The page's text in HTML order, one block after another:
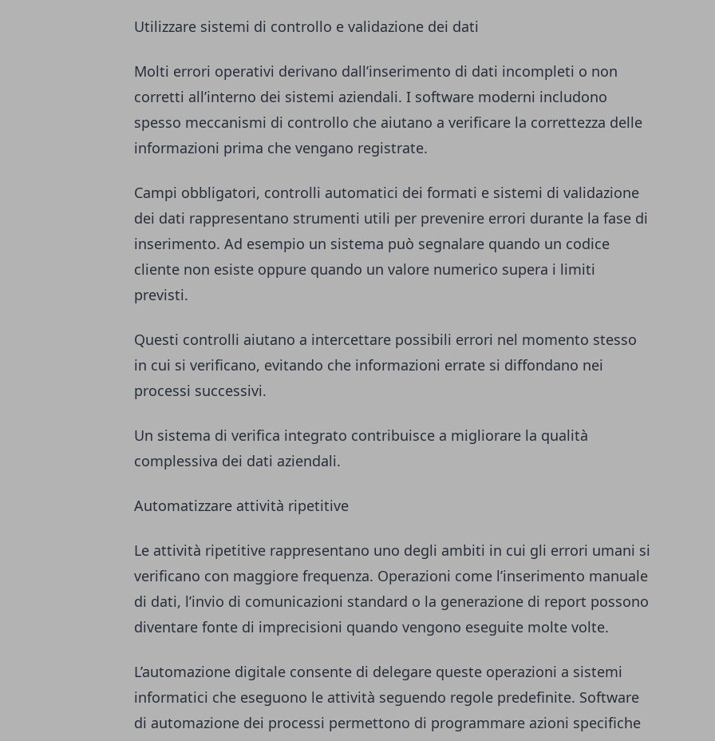
Utilizzare sistemi di controllo e validazione dei dati
Molti errori operativi derivano dall’inserimento di dati incompleti o non
corretti all’interno dei sistemi aziendali. I software moderni includono
spesso meccanismi di controllo che aiutano a verificare la correttezza delle
informazioni prima che vengano registrate.
Campi obbligatori, controlli automatici dei formati e sistemi di validazione
dei dati rappresentano strumenti utili per prevenire errori durante la fase di
inserimento. Ad esempio un sistema può segnalare quando un codice
cliente non esiste oppure quando un valore numerico supera i limiti
previsti.
Questi controlli aiutano a intercettare possibili errori nel momento stesso
in cui si verificano, evitando che informazioni errate si diffondano nei
processi successivi.
Un sistema di verifica integrato contribuisce a migliorare la qualità
complessiva dei dati aziendali.
Automatizzare attività ripetitive
Le attività ripetitive rappresentano uno degli ambiti in cui gli errori umani si
verificano con maggiore frequenza. Operazioni come l’inserimento manuale
di dati, l’invio di comunicazioni standard o la generazione di report possono
diventare fonte di imprecisioni quando vengono eseguite molte volte.
L’automazione digitale consente di delegare queste operazioni a sistemi
informatici che eseguono le attività seguendo regole predefinite. Software
di automazione dei processi permettono di programmare azioni specifiche